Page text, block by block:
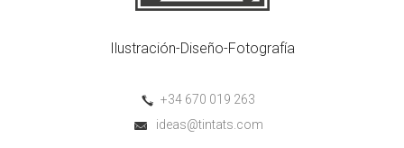
Ilustración-Diseño-Fotografía
+34 670 019 263
ideas@tintats.com